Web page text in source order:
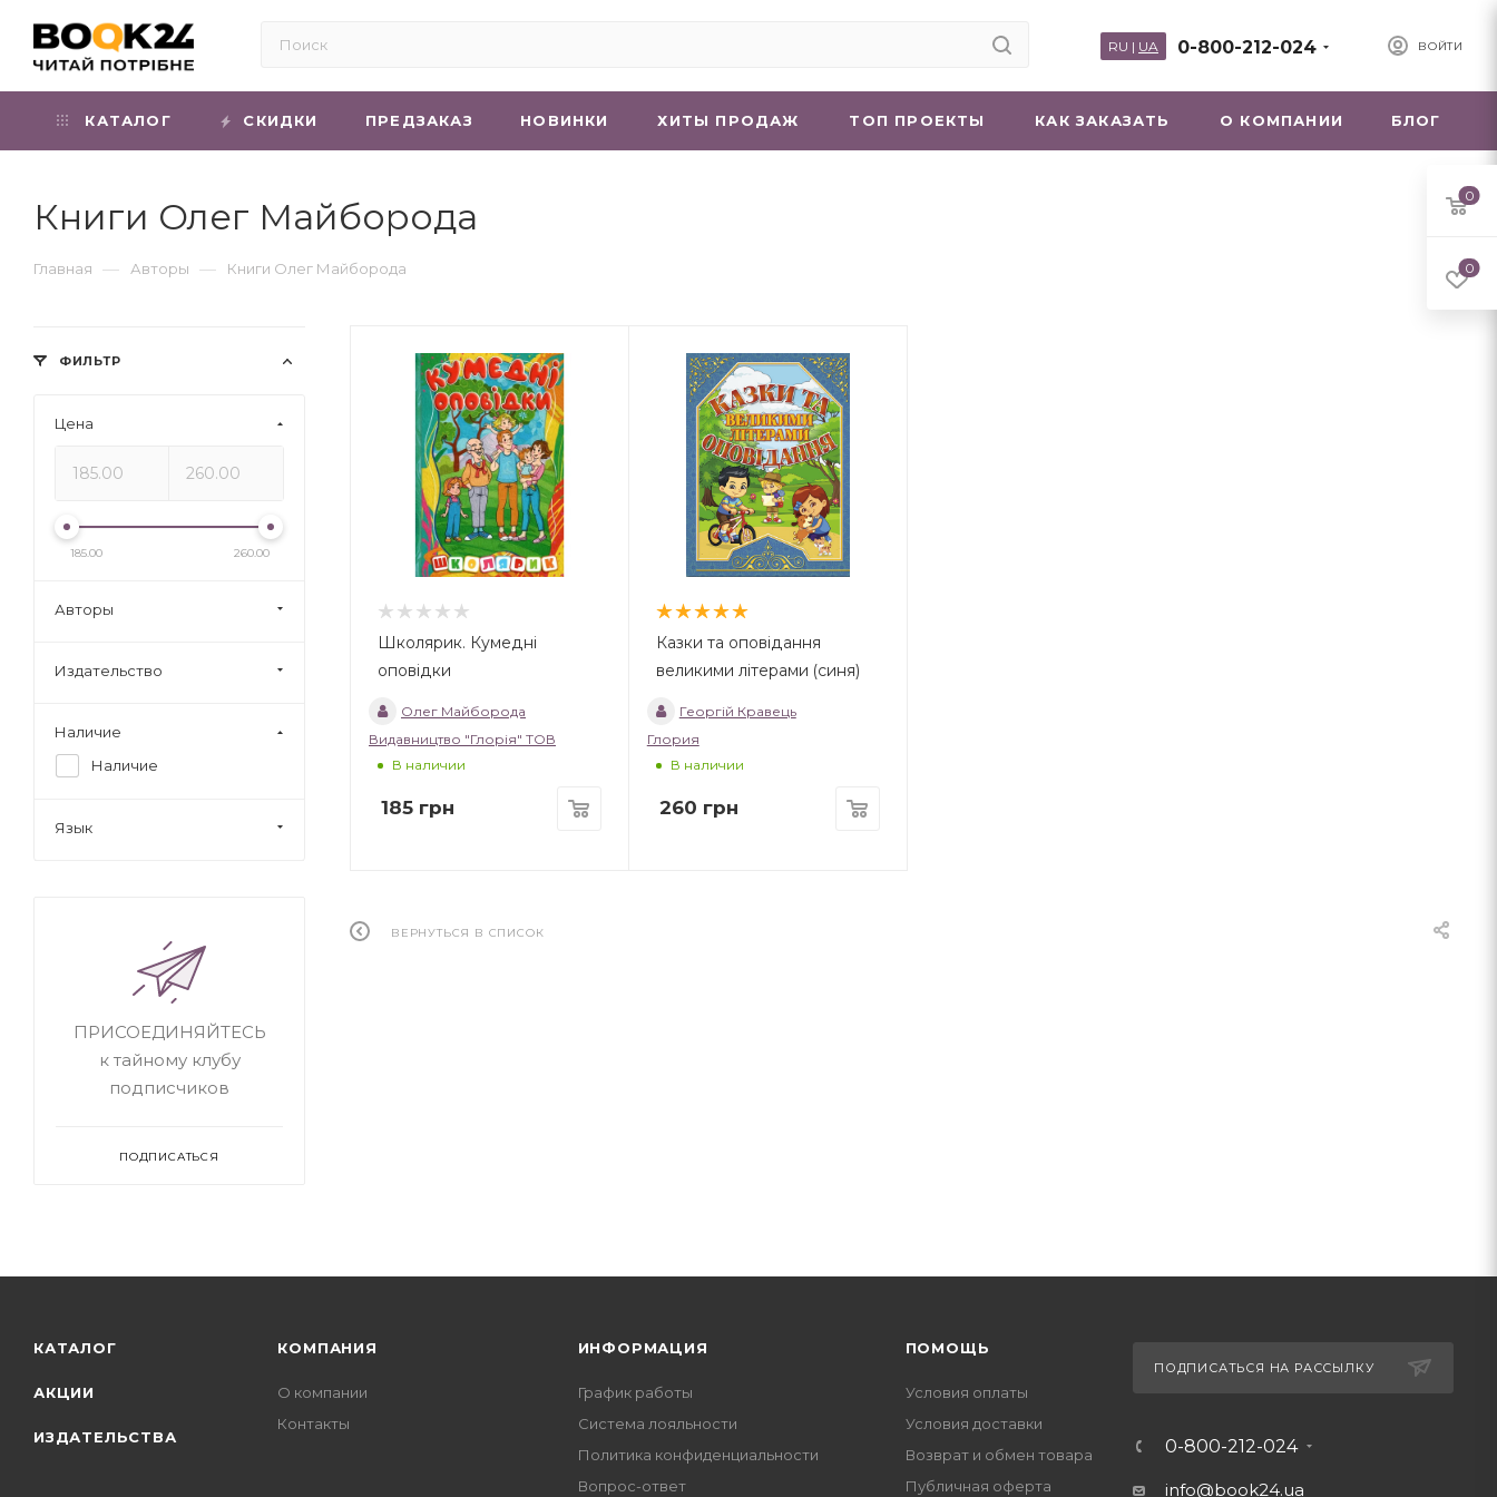
ВОЙТИ
0-800-212-024
RU | UA
КАТАЛОГ СКИДКИ ПРЕДЗАКАЗ НОВИНКИ ХИТЫ ПРОДАЖ ТОП ПРОЕКТЫ КАК ЗАКАЗАТЬ О КОМПАНИИ БЛОГ
Книги Олег Майборода
Главная — Авторы — Книги Олег Майборода
Школярик. Кумедні
оповідки
Олег Майборода
Видавництво "Глорія" ТОВ
В наличии
185 грн
Казки та оповідання
великими літерами (синя)
Георгій Кравець
Глория
В наличии
260 грн
ВЕРНУТЬСЯ В СПИСОК
ФИЛЬТР
Цена
185.00 260.00
Авторы
Издательство
Наличие
Наличие
Язык
ПРИСОЕДИНЯЙТЕСЬ
к тайному клубу
подписчиков
ПОДПИСАТЬСЯ
КАТАЛОГ
АКЦИИ
ИЗДАТЕЛЬСТВА
КОМПАНИЯ
О компании
Контакты
ИНФОРМАЦИЯ
График работы
Система лояльности
Политика конфиденциальности
Вопрос-ответ
ПОМОЩЬ
Условия оплаты
Условия доставки
Возврат и обмен товара
Публичная оферта
ПОДПИСАТЬСЯ НА РАССЫЛКУ
0-800-212-024
info@book24.ua
0
0